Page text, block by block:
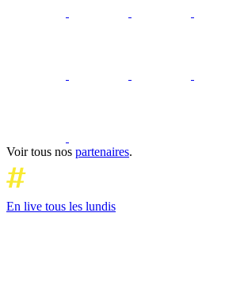
Voir tous nos partenaires.
En live tous les lundis